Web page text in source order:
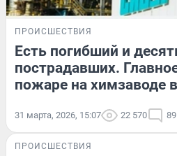
ПРОИСШЕСТВИЯ
Есть погибший и
пострадавших.
пожаре на химзаводе
31 марта, 2026, 15:07 22 570 89
ПРОИСШЕСТВИЯ